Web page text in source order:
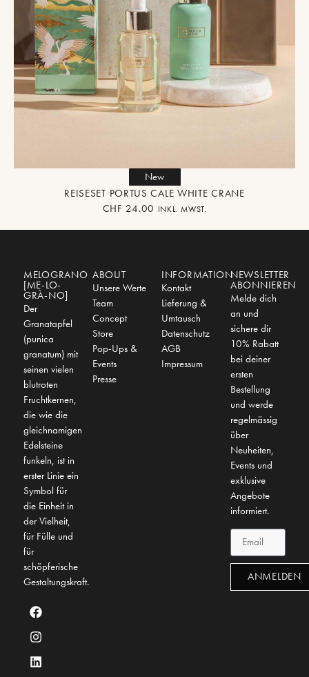
New
REISESET PORTUS CALE WHITE CRANE
CHF 24.00 INKL. MWST.
MELOGRANO
[ME-LO-
GRÀ-NO]
Der
Granatapfel
(punica
granatum) mit
seinen vielen
blutroten
Fruchtkernen,
die wie die
gleichnamigen
Edelsteine
funkeln, ist in
erster Linie ein
Symbol für
die Einheit in
der Vielheit,
für Fülle und
für
schöpferische
Gestaltungskraft.
ABOUT
Unsere Werte
Team
Concept
Store
Pop-Ups &
Events
Presse
INFORMATION
Kontakt
Lieferung &
Umtausch
Datenschutz
AGB
Impressum
NEWSLETTER
ABONNIEREN
Melde dich
an und
sichere dir
10% Rabatt
bei deiner
ersten
Bestellung
und werde
regelmässig
über
Neuheiten,
Events und
exklusive
Angebote
informiert.
ANMELDEN